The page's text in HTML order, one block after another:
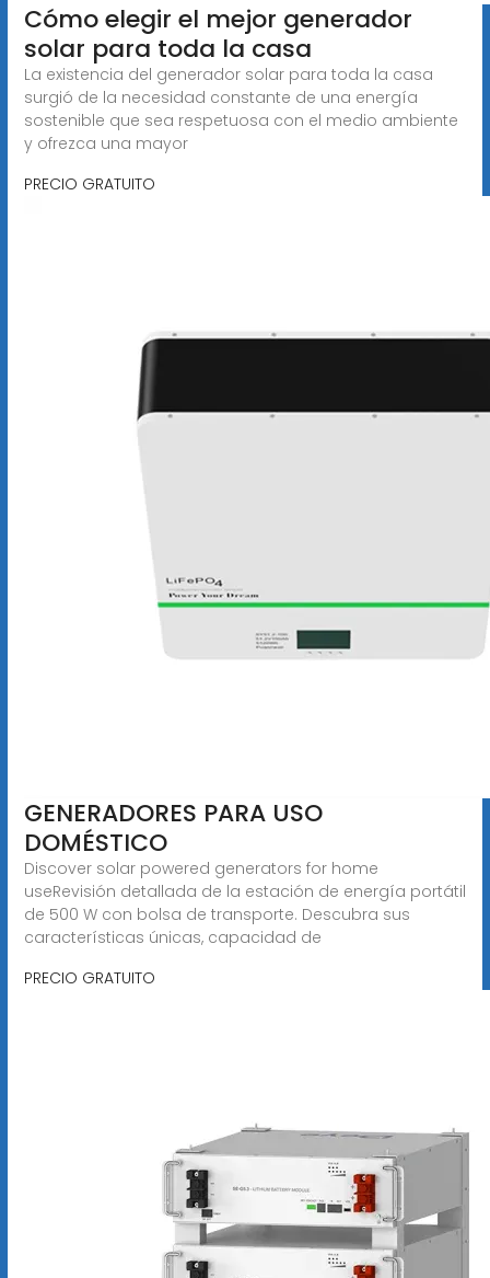
Cómo elegir el mejor generador
solar para toda la casa
La existencia del generador solar para toda la casa
surgió de la necesidad constante de una energía
sostenible que sea respetuosa con el medio ambiente
y ofrezca una mayor
PRECIO GRATUITO
GENERADORES PARA USO
DOMÉSTICO
Discover solar powered generators for home
useRevisión detallada de la estación de energía portátil
de 500 W con bolsa de transporte. Descubra sus
características únicas, capacidad de
PRECIO GRATUITO